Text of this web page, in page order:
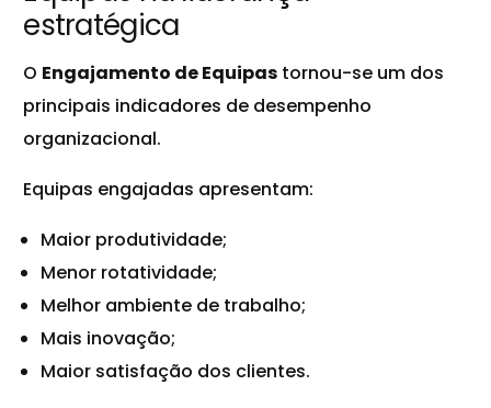
estratégica
O Engajamento de Equipas tornou-se um dos
principais indicadores de desempenho
organizacional.
Equipas engajadas apresentam:
Maior produtividade;
Menor rotatividade;
Melhor ambiente de trabalho;
Mais inovação;
Maior satisfação dos clientes.